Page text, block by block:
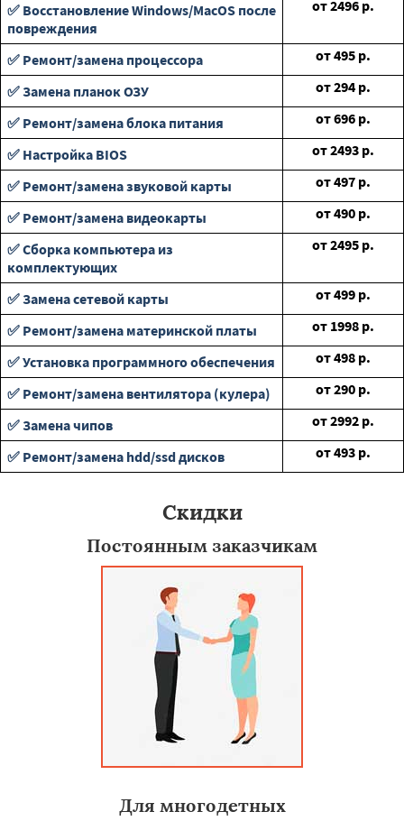
✅ Восстановление Windows/MacOS после
повреждения
от2496 р.
✅ Ремонт/замена процессора от495 р.
✅ Замена планок ОЗУ
от294 р.
✅ Ремонт/замена блока питания
от696 р.
✅ Настройка BIOS
от2493 р.
✅ Ремонт/замена звуковой карты
от497 р.
✅ Ремонт/замена видеокарты
от490 р.
✅ Сборка компьютера из
комплектующих
от2495 р.
✅ Замена сетевой карты от499 р.
✅ Ремонт/замена материнской платы
от 1998 р.
✅ Установка программного обеспечения
от498 р.
✅ Ремонт/замена вентилятора (кулера)
от290 р.
✅ Замена чипов
от2992 р.
✅ Ремонт/замена hdd/ssd дисков
от493 р.
Скидки
Постоянным заказчикам
Для многодетных